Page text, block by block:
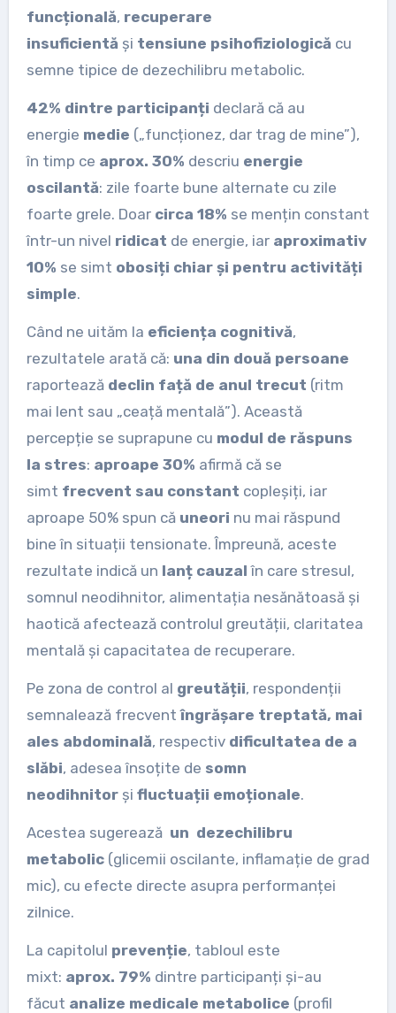
funcțională, recuperare
insuficientă și tensiune psihofiziologică cu
semne tipice de dezechilibru metabolic.
42% dintre participanți declară că au
energie medie („funcționez, dar trag de mine”),
în timp ce aprox. 30% descriu energie
oscilantă: zile foarte bune alternate cu zile
foarte grele. Doar circa 18% se mențin constant
într-un nivel ridicat de energie, iar aproximativ
10% se simt obosiți chiar și pentru activități
simple.
Când ne uităm la eficiența cognitivă,
rezultatele arată că: una din două persoane
raportează declin față de anul trecut (ritm
mai lent sau „ceață mentală”). Această
percepție se suprapune cu modul de răspuns
la stres: aproape 30% afirmă că se
simt frecvent sau constant copleșiți, iar
aproape 50% spun că uneori nu mai răspund
bine în situații tensionate. Împreună, aceste
rezultate indică un lanț cauzal în care stresul,
somnul neodihnitor, alimentația nesănătoasă și
haotică afectează controlul greutății, claritatea
mentală și capacitatea de recuperare.
Pe zona de control al greutății, respondenții
semnalează frecventîngrășare treptată, mai
ales abdominală, respectiv dificultatea de a
slăbi, adesea însoțite de somn
neodihnitor și fluctuații emoționale.
Acestea sugerează un dezechilibru
metabolic (glicemii oscilante, inflamație de grad
mic), cu efecte directe asupra performanței
zilnice.
La capitolul prevenție, tabloul este
mixt: aprox. 79% dintre participanți și-au
făcut analize medicale metabolice (profil